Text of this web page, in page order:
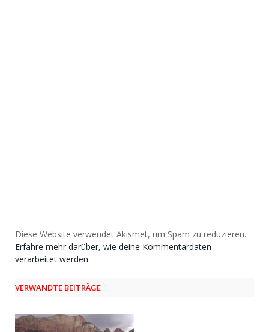
Diese Website verwendet Akismet, um Spam zu reduzieren.
Erfahre mehr darüber, wie deine Kommentardaten
verarbeitet werden.
VERWANDTE BEITRÄGE